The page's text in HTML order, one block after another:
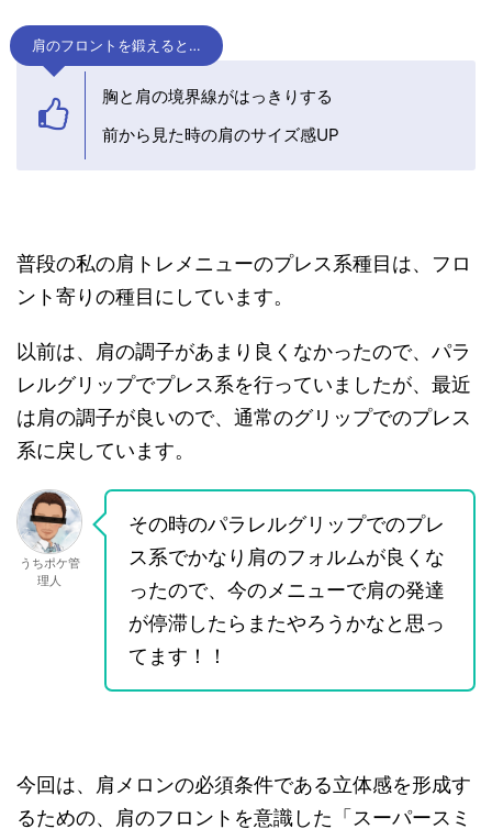
肩のフロントを鍛えると…
胸と肩の境界線がはっきりする
前から見た時の肩のサイズ感UP
普段の私の肩トレメニューのプレス系種目は、フロ
ント寄りの種目にしています。
以前は、肩の調子があまり良くなかったので、パラ
レルグリップでプレス系を行っていましたが、最近
は肩の調子が良いので、通常のグリップでのプレス
系に戻しています。
うちポケ管
理人
その時のパラレルグリップでのプレ
ス系でかなり肩のフォルムが良くな
ったので、今のメニューで肩の発達
が停滞したらまたやろうかなと思っ
てます！！
今回は、肩メロンの必須条件である立体感を形成す
るための、肩のフロントを意識した「スーパースミ